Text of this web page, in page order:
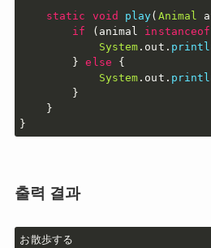
static void play( Animal
if
( animal instanceof
System . out .
}
else
{
System . out .
}
}
}
출력 결과
お散歩する